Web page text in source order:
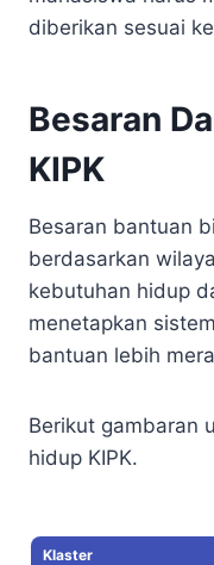
diberikan sesuai
Besaran
KIPK
Besaran bantuan
berdasarkan
kebutuhan hidup
menetapkan
bantuan lebih
Berikut gambaran
hidup KIPK.
Klaster